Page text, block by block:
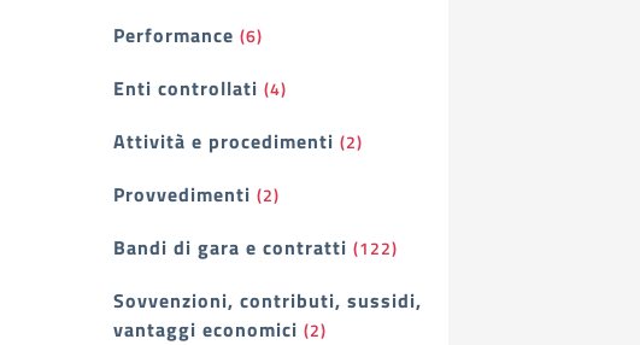
Performance (6)
Enti controllati (4)
Attività e procedimenti (2)
Provvedimenti (2)
Bandi di gara e contratti (122)
Sovvenzioni, contributi, sussidi,
vantaggi economici (2)